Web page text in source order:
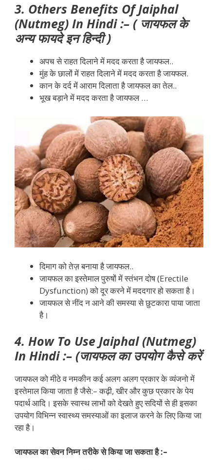
3. Others Benefits Of Jaiphal
(Nutmeg) In Hindi :– ( जायफल के
अन्य फायदे इन हिन्दी )
अपच से राहत दिलाने में मदद करता है जायफल..
मुंह के छालों में राहत दिलाने में मदद करता है जायफल.
कान के दर्द में आराम दिलाता है जायफल का तेल..
भूख बड़ाने में मदद करता है जायफल …
दिमाग को तेज़ बनाया है जायफल..
जायफल का इस्तेमाल पुरुषों में स्तंभन दोष (Erectile
Dysfunction) को दूर करने में मददगार हो सकता है।
जायफल से नींद न आने की समस्या से छुटकारा पाया जाता
है।
4. How To Use Jaiphal (Nutmeg)
In Hindi :– (जायफल का उपयोग कैसे करें
जायफल को मीठे व नमकीन कई अलग अलग प्रकार के व्यंजनो में
इस्तेमाल किया जाता है जैसे:– कढ़ी, खीर और कुछ प्रकार के पेय
पदार्थ आदि। इसके स्वास्थ लाभों को देखते हुए सदियों से ही इसका
उपयोग विभिन्न स्वास्थ्य समस्याओं का इलाज करने के लिए किया जा
रहा है।
जायफल का सेवन निम्न तरीके से किया जा सकता है :–